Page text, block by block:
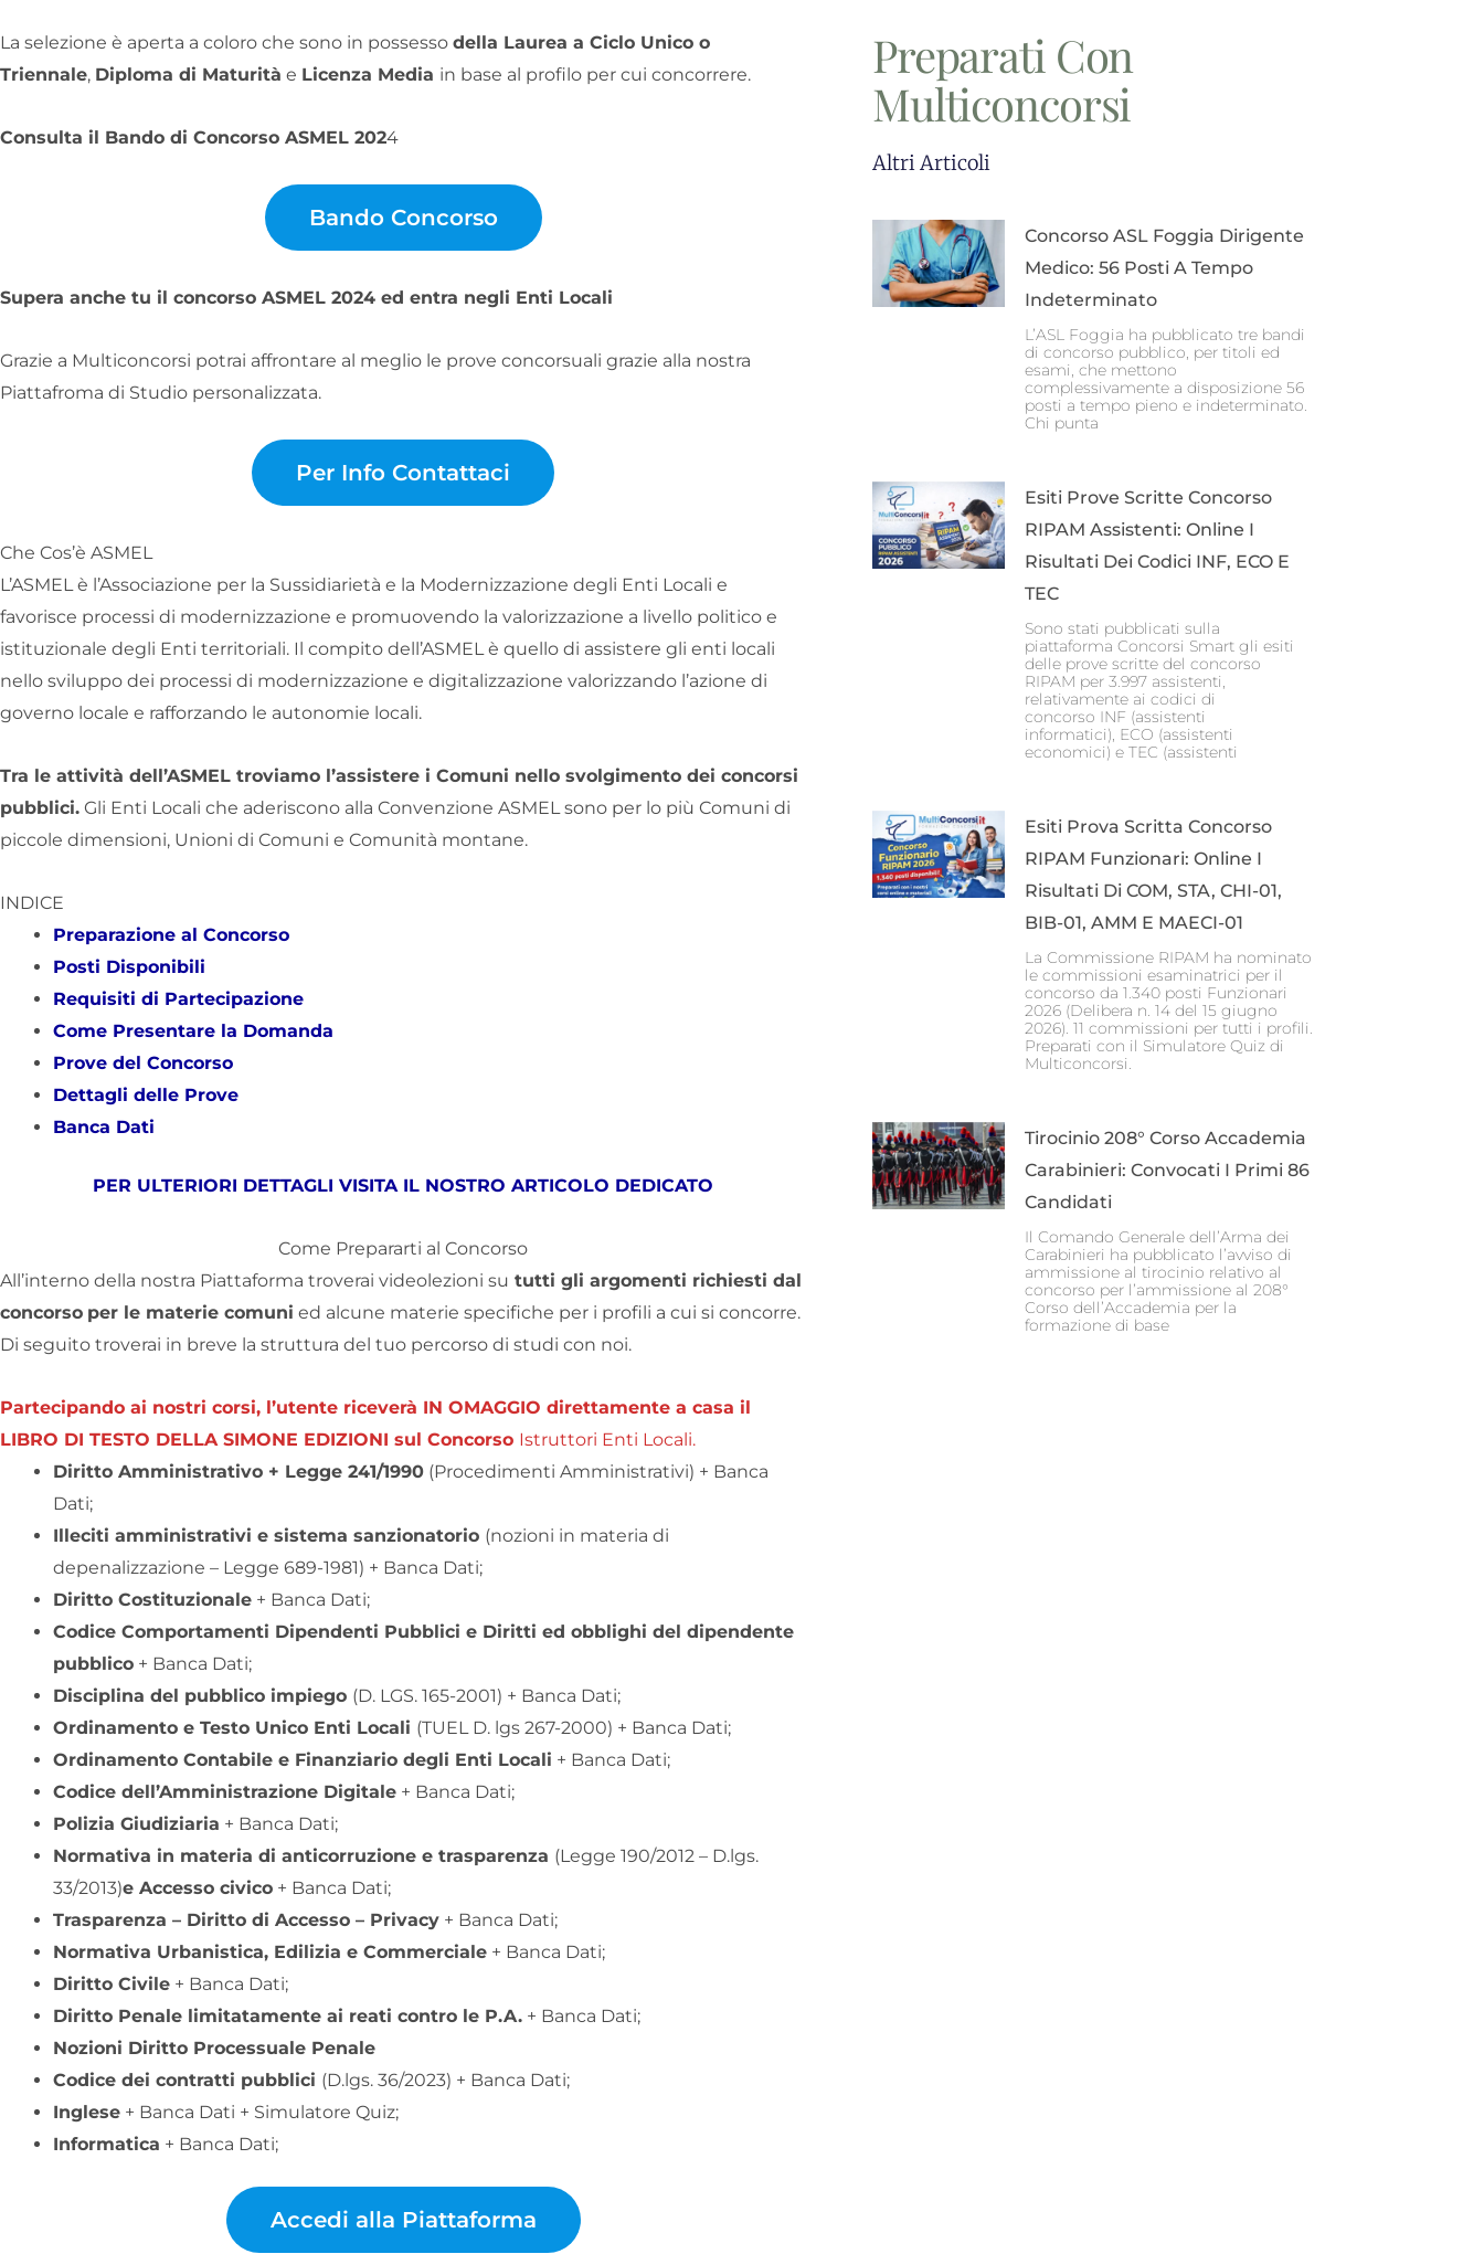
La selezione è aperta a coloro che sono in possesso della Laurea a Ciclo Unico o
Triennale, Diploma di Maturità e Licenza Media in base al profilo per cui concorrere.
Consulta il Bando di Concorso ASMEL 2024
Bando Concorso
Supera anche tu il concorso ASMEL 2024 ed entra negli Enti Locali
Grazie a Multiconcorsi potrai affrontare al meglio le prove concorsuali grazie alla nostra
Piattafroma di Studio personalizzata.
Per Info Contattaci
Che Cos’è ASMEL
L’ASMEL è l’Associazione per la Sussidiarietà e la Modernizzazione degli Enti Locali e
favorisce processi di modernizzazione e promuovendo la valorizzazione a livello politico e
istituzionale degli Enti territoriali. Il compito dell’ASMEL è quello di assistere gli enti locali
nello sviluppo dei processi di modernizzazione e digitalizzazione valorizzando l’azione di
governo locale e rafforzando le autonomie locali.
Tra le attività dell’ASMEL troviamo l’assistere i Comuni nello svolgimento dei concorsi
pubblici. Gli Enti Locali che aderiscono alla Convenzione ASMEL sono per lo più Comuni di
piccole dimensioni, Unioni di Comuni e Comunità montane.
INDICE
Preparazione al Concorso
Posti Disponibili
Requisiti di Partecipazione
Come Presentare la Domanda
Prove del Concorso
Dettagli delle Prove
Banca Dati
PER ULTERIORI DETTAGLI VISITA IL NOSTRO ARTICOLO DEDICATO
Come Prepararti al Concorso
All’interno della nostra Piattaforma troverai videolezioni su tutti gli argomenti richiesti dal
concorso per le materie comuni ed alcune materie specifiche per i profili a cui si concorre.
Di seguito troverai in breve la struttura del tuo percorso di studi con noi.
Partecipando ai nostri corsi, l’utente riceverà IN OMAGGIO direttamente a casa il
LIBRO DI TESTO DELLA SIMONE EDIZIONI sul Concorso Istruttori Enti Locali.
Diritto Amministrativo + Legge 241/1990 (Procedimenti Amministrativi) + Banca
Dati;
Illeciti amministrativi e sistema sanzionatorio (nozioni in materia di
depenalizzazione – Legge 689-1981) + Banca Dati;
Diritto Costituzionale + Banca Dati;
Codice Comportamenti Dipendenti Pubblici e Diritti ed obblighi del dipendente
pubblico + Banca Dati;
Disciplina del pubblico impiego (D. LGS. 165-2001) + Banca Dati;
Ordinamento e Testo Unico Enti Locali (TUEL D. lgs 267-2000) + Banca Dati;
Ordinamento Contabile e Finanziario degli Enti Locali + Banca Dati;
Codice dell’Amministrazione Digitale + Banca Dati;
Polizia Giudiziaria + Banca Dati;
Normativa in materia di anticorruzione e trasparenza (Legge 190/2012 – D.lgs.
33/2013)e Accesso civico + Banca Dati;
Trasparenza – Diritto di Accesso – Privacy + Banca Dati;
Normativa Urbanistica, Edilizia e Commerciale + Banca Dati;
Diritto Civile + Banca Dati;
Diritto Penale limitatamente ai reati contro le P.A. + Banca Dati;
Nozioni Diritto Processuale Penale
Codice dei contratti pubblici (D.lgs. 36/2023) + Banca Dati;
Inglese + Banca Dati + Simulatore Quiz;
Informatica + Banca Dati;
Accedi alla Piattaforma
Preparati Con
Multiconcorsi
Altri Articoli
Concorso ASL Foggia Dirigente
Medico: 56 Posti A Tempo
Indeterminato
L’ASL Foggia ha pubblicato tre bandi
di concorso pubblico, per titoli ed
esami, che mettono
complessivamente a disposizione 56
posti a tempo pieno e indeterminato.
Chi punta
Esiti Prove Scritte Concorso
RIPAM Assistenti: Online I
Risultati Dei Codici INF, ECO E
TEC
Sono stati pubblicati sulla
piattaforma Concorsi Smart gli esiti
delle prove scritte del concorso
RIPAM per 3.997 assistenti,
relativamente ai codici di
concorso INF (assistenti
informatici), ECO (assistenti
economici) e TEC (assistenti
Esiti Prova Scritta Concorso
RIPAM Funzionari: Online I
Risultati Di COM, STA, CHI-01,
BIB-01, AMM E MAECI-01
La Commissione RIPAM ha nominato
le commissioni esaminatrici per il
concorso da 1.340 posti Funzionari
2026 (Delibera n. 14 del 15 giugno
2026). 11 commissioni per tutti i profili.
Preparati con il Simulatore Quiz di
Multiconcorsi.
Tirocinio 208° Corso Accademia
Carabinieri: Convocati I Primi 86
Candidati
Il Comando Generale dell’Arma dei
Carabinieri ha pubblicato l’avviso di
ammissione al tirocinio relativo al
concorso per l’ammissione al 208°
Corso dell’Accademia per la
formazione di base